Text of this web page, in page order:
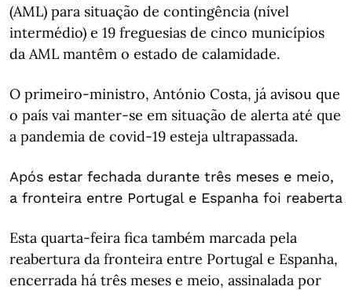
(AML) para situação de contingência (nível
intermédio) e 19 freguesias de cinco municípios
da AML mantêm o estado de calamidade.
O primeiro-ministro, António Costa, já avisou que
o país vai manter-se em situação de alerta até que
a pandemia de covid-19 esteja ultrapassada.
Após estar fechada durante três meses e meio,
a fronteira entre Portugal e Espanha foi reaberta
Esta quarta-feira fica também marcada pela
reabertura da fronteira entre Portugal e Espanha,
encerrada há três meses e meio, assinalada por